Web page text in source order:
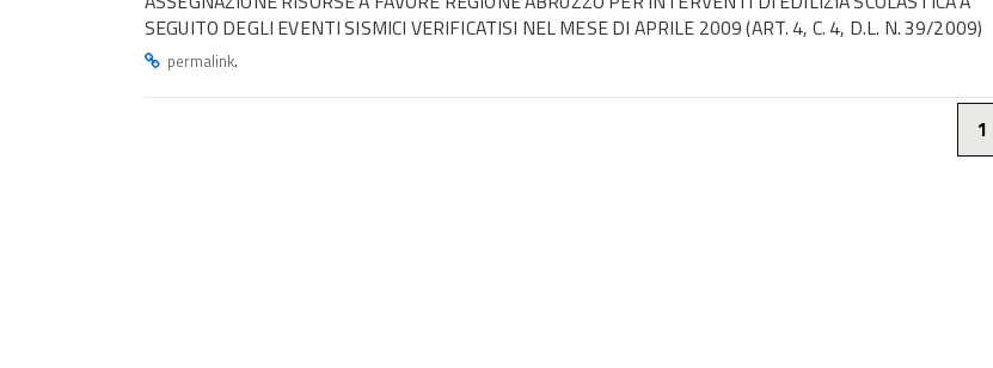
SEGUITO DEGLI EVENTI SISMICI VERIFICATISI NEL MESE DI APRILE 2009 (ART. 4, C. 4, D.L. N. 39/2009)
permalink.
1